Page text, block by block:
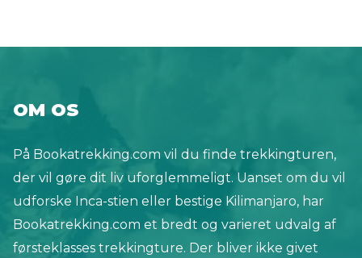
tætte skove og forbi de ældste byer og
meget at opdage, især når man går til fods. Læs
videre og udforsk de smukkeste vandreruter i
Holland.
OM OS
På Bookatrekking.com vil du finde trekkingturen,
der vil gøre dit liv uforglemmeligt. Uanset om du vil
udforske Inca-stien eller bestige Kilimanjaro, har
Bookatrekking.com et bredt og varieret udvalg af
førsteklasses trekkingture. Der bliver ikke givet